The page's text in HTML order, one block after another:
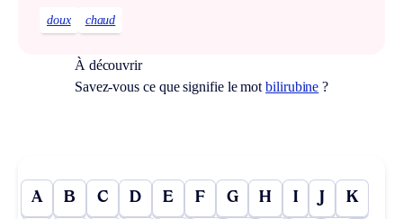
doux chaud
À découvrir
Savez-vous ce que signifie le motbilirubine ?
A B C D E F G H I J K